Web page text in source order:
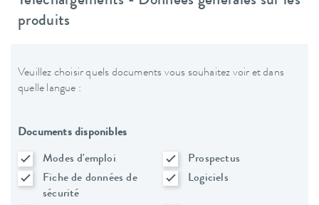
produits
Veuillez choisir quels documents vous souhaitez voir et dans
quelle langue :
Documents disponibles
Modes d'emploi
Prospectus
Fiche de données de
sécurité
Logiciels